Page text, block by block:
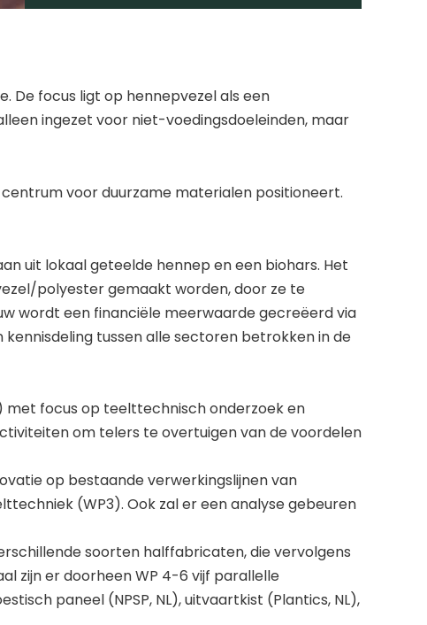
De focus ligt op hennepvezel als een
ingezet voor niet-voedingsdoeleinden, maar
voor duurzame materialen positioneert.
uit lokaal geteelde hennep en een biohars. Het
polyester gemaakt worden, door ze te
wordt een financiële meerwaarde gecreëerd via
tussen alle sectoren betrokken in de
met focus op teelttechnisch onderzoek en
om telers te overtuigen van de voordelen
op bestaande verwerkingslijnen van
(WP3). Ook zal er een analyse gebeuren
soorten halffabricaten, die vervolgens
zijn er doorheen WP 4-6 vijf parallelle
paneel (NPSP, NL), uitvaartkist (Plantics, NL),